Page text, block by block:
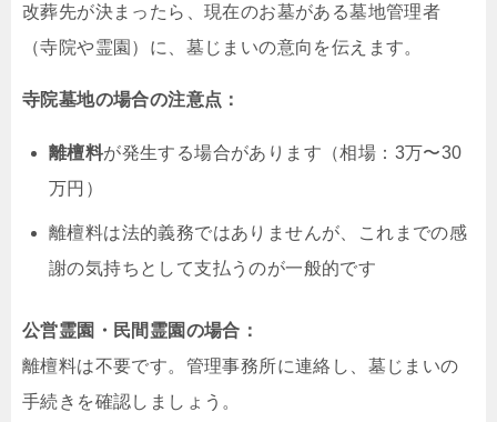
改葬先が決まったら、現在のお墓がある墓地管理者
（寺院や霊園）に、墓じまいの意向を伝えます。
寺院墓地の場合の注意点：
離檀料が発生する場合があります（相場：3万〜30
万円）
離檀料は法的義務ではありませんが、これまでの感
謝の気持ちとして支払うのが一般的です
公営霊園・民間霊園の場合：
離檀料は不要です。管理事務所に連絡し、墓じまいの
手続きを確認しましょう。